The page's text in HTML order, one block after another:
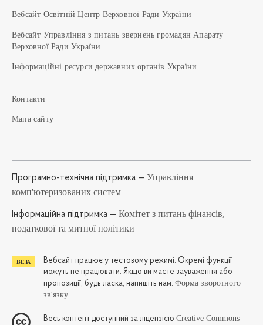
Вебсайт Освітній Центр Верховної Ради України
Вебсайт Управління з питань звернень громадян Апарату
Верховної Ради України
Інформаційні ресурси державних органів України
Контакти
Мапа сайту
Програмно-технічна підтримка — Управління
комп'ютеризованих систем
Iнформаційна підтримка — Комітет з питань фінансів,
податкової та митної політики
Вебсайт працює у тестовому режимі. Окремі функції
можуть не працювати. Якщо ви маєте зауваження або
пропозиції, будь ласка, напишіть нам:Форма зворотного
зв'язку
Весь контент доступний за ліцензієюCreative Commons